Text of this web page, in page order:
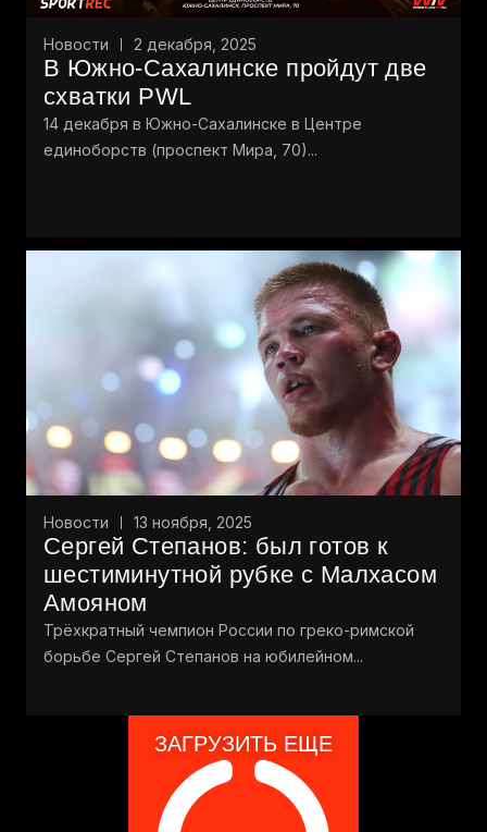
Новости 2 декабря, 2025
В Южно-Сахалинске пройдут две
схватки PWL
14 декабря в Южно-Сахалинске в Центре
единоборств (проспект Мира, 70)...
Новости 13 ноября, 2025
Сергей Степанов: был готов к
шестиминутной рубке с Малхасом
Амояном
Трёхкратный чемпион России по греко-римской
борьбе Сергей Степанов на юбилейном...
ЗАГРУЗИТЬ ЕЩЕ